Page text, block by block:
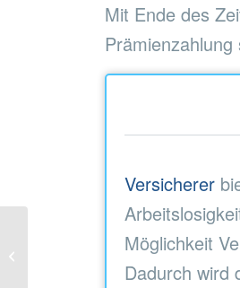
Mit Ende des
Versicherer
Möglichkeit
Dadurch wird
PRO RATA PRÄMIE